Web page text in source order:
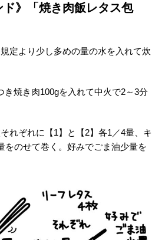
ド》「焼き肉飯レタス包
規定より少し多めの量の水を入れて炊
き焼き肉100gを入れて中火で2～3分
れぞれに【1】と【2】各1／4量、キ
をのせて巻く。好みでごま油少量を